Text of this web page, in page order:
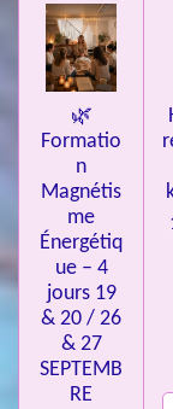
🌿
Formatio
n
Magnétis
me
Énergétiq
ue – 4
jours 19
& 20 / 26
& 27
SEPTEMB
RE